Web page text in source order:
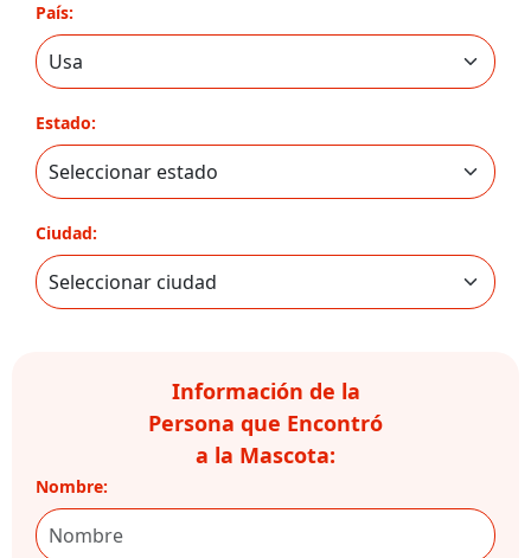
País:
Estado:
Ciudad:
Información de la
Persona que Encontró
a la Mascota:
Nombre: